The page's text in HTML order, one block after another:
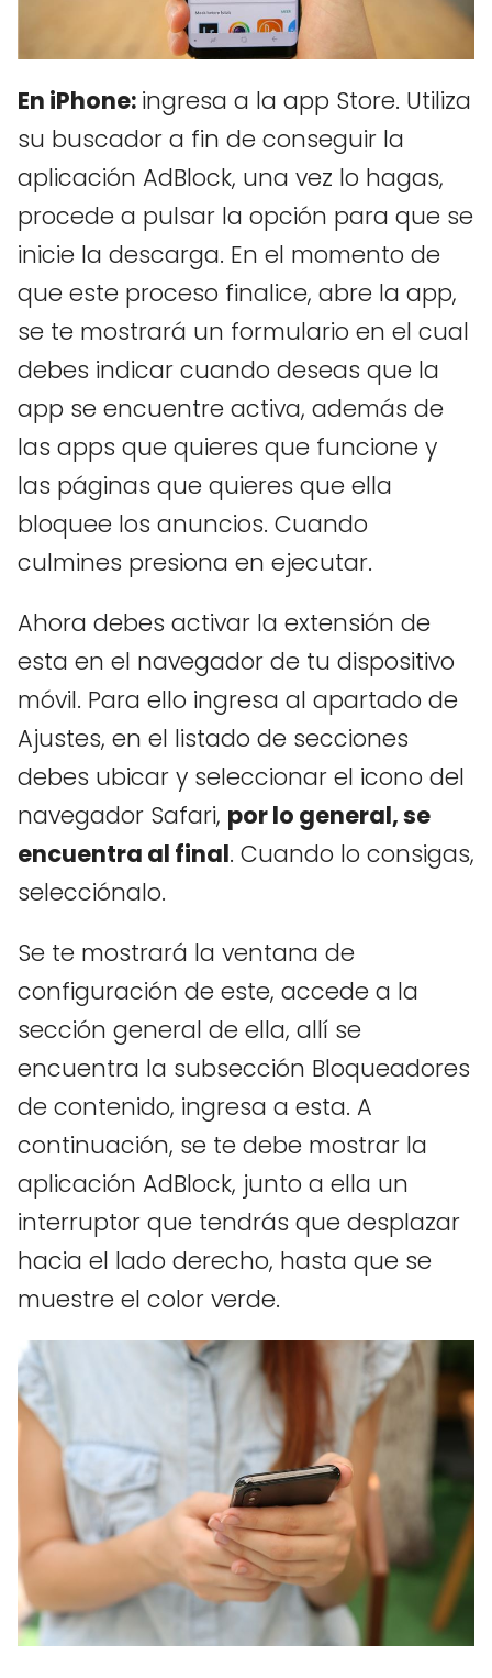
En iPhone: ingresa a la app Store. Utiliza
su buscador a fin de conseguir la
aplicación AdBlock, una vez lo hagas,
procede a pulsar la opción para que se
inicie la descarga. En el momento de
que este proceso finalice, abre la app,
se te mostrará un formulario en el cual
debes indicar cuando deseas que la
app se encuentre activa, además de
las apps que quieres que funcione y
las páginas que quieres que ella
bloquee los anuncios. Cuando
culmines presiona en ejecutar.
Ahora debes activar la extensión de
esta en el navegador de tu dispositivo
móvil. Para ello ingresa al apartado de
Ajustes, en el listado de secciones
debes ubicar y seleccionar el icono del
navegador Safari, por lo general, se
encuentra al final. Cuando lo consigas,
selecciónalo.
Se te mostrará la ventana de
configuración de este, accede a la
sección general de ella, allí se
encuentra la subsección Bloqueadores
de contenido, ingresa a esta. A
continuación, se te debe mostrar la
aplicación AdBlock, junto a ella un
interruptor que tendrás que desplazar
hacia el lado derecho, hasta que se
muestre el color verde.